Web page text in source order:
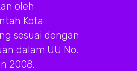
oleh
Kota
sesuai dengan
dalam UU No.
2008.